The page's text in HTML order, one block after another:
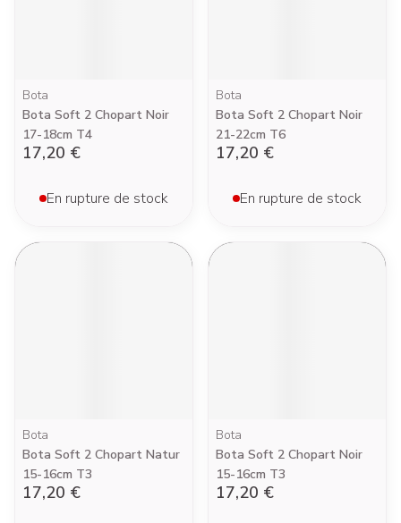
Bota
Bota Soft 2 Chopart Noir
17-18cm T4
17,20 €
En rupture de stock
Bota
Bota Soft 2 Chopart Noir
21-22cm T6
17,20 €
En rupture de stock
Bota
Bota Soft 2 Chopart Natur
15-16cm T3
17,20 €
Bota
Bota Soft 2 Chopart Noir
15-16cm T3
17,20 €